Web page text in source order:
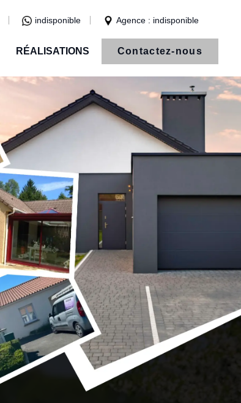
indisponible Agence : indisponible
RÉALISATIONS Contactez-nous